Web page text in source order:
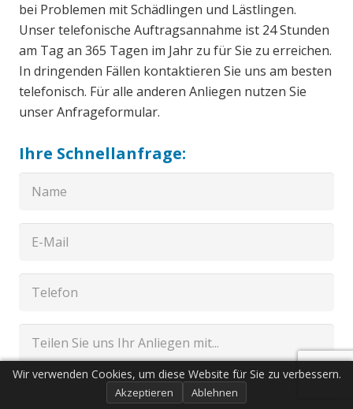
bei Problemen mit Schädlingen und Lästlingen.
Unser telefonische Auftragsannahme ist 24 Stunden
am Tag an 365 Tagen im Jahr zu für Sie zu erreichen.
In dringenden Fällen kontaktieren Sie uns am besten
telefonisch. Für alle anderen Anliegen nutzen Sie
unser Anfrageformular.
Ihre Schnellanfrage:
Wir verwenden Cookies, um diese Website für Sie zu verbessern.
Akzeptieren Ablehnen